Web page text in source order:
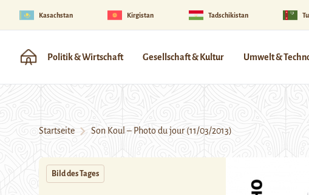
Kasachstan Kirgistan Tadschikistan
Politik & Wirtschaft Gesellschaft & Kultur Umwelt &
Startseite Son Koul – Photo du jour (11/03/2013)
Bild des Tages